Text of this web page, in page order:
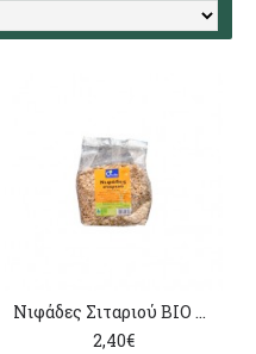
Νιφάδες Σιταριού ΒΙΟ 500γρ
2,40€